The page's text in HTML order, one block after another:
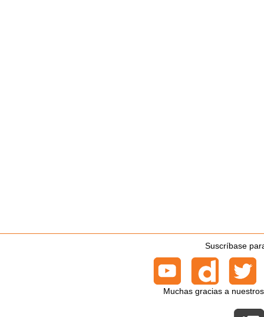
Suscríbase
Muchas gracias a